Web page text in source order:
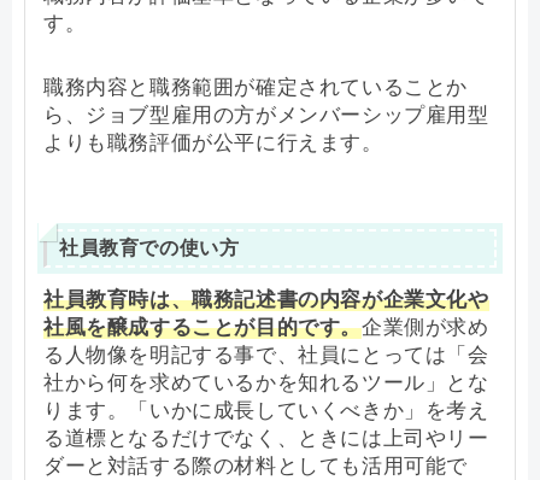
す。
職務内容と職務範囲が確定されていることか
ら、ジョブ型雇用の方がメンバーシップ雇用型
よりも職務評価が公平に行えます。
社員教育での使い方
社員教育時は、職務記述書の内容が企業文化や
社風を醸成することが目的です。企業側が求め
る人物像を明記する事で、社員にとっては「会
社から何を求めているかを知れるツール」とな
ります。「いかに成長していくべきか」を考え
る道標となるだけでなく、ときには上司やリー
ダーと対話する際の材料としても活用可能で